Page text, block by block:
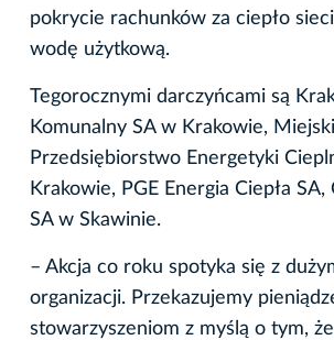
pokrycie rachunków za ciepło
wodę użytkową.
Tegorocznymi darczyńcami są
Komunalny SA w Krakowie,
Przedsiębiorstwo Energetyki
Krakowie, PGE Energia Ciepła SA,
SA w Skawinie.
– Akcja co roku spotyka się z
organizacji. Przekazujemy
stowarzyszeniom z myślą o tym,